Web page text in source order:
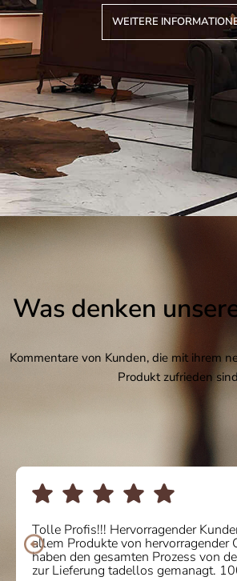
WEITERE
Was denken
Kommentare von Kunden, die mit ihrem
Produkt zufrieden
Tolle Profis!!! Hervorragender
allem Produkte von hervorragender
haben den gesamten Prozess von
zur Lieferung tadellos gemanagt.